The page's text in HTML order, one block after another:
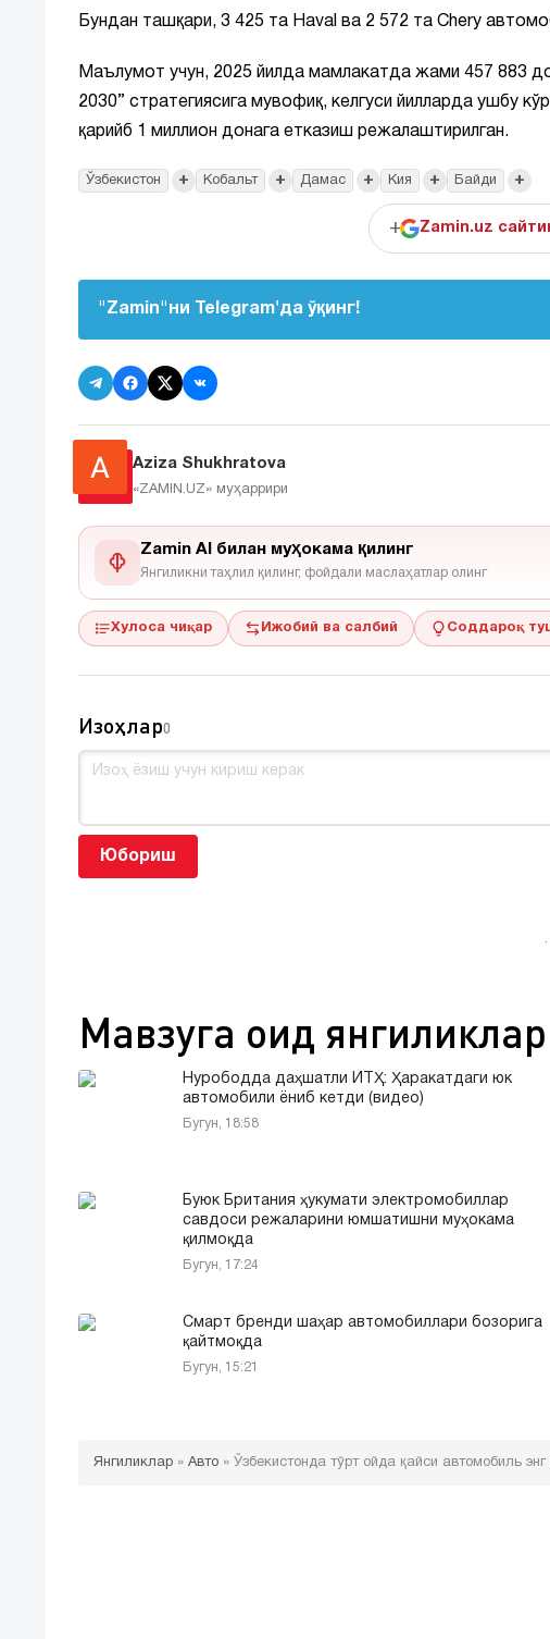
Бундан ташқари, 3 425 та Haval ва 2 572 та Chery
Маълумот учун, 2025 йилда мамлакатда жами 457 883
2030” стратегиясига мувофиқ, келгуси йилларда ушбу
қарийб 1 миллион донага етказиш режалаштирилган.
Ўзбекистон + Кобальт + Дамас + Кия + Байди +
+ Zamin.uz
"Zamin"ни Telegram'да ўқинг!
Aziza Shukhratova
«ZAMIN.UZ» муҳаррири
Zamin AI билан муҳокама қилинг
Янгиликни таҳлил қилинг, фойдали маслаҳатлар олинг
Хулоса чиқар Ижобий ва салбий Соддароқ
Изоҳлар0
Юбориш
Мавзуга оид янгиликлар
Нурободда даҳшатли ЙТҲ: Ҳаракатдаги юк
автомобили ёниб кетди (видео)
Бугун, 18:58
Буюк Британия ҳукумати электромобиллар
савдоси режаларини юмшатишни муҳокама
қилмоқда
Бугун, 17:24
Смарт бренди шаҳар автомобиллари бозорига
қайтмоқда
Бугун, 15:21
Янгиликлар » Авто » Ўзбекистонда тўрт ойда қайси автомобиль